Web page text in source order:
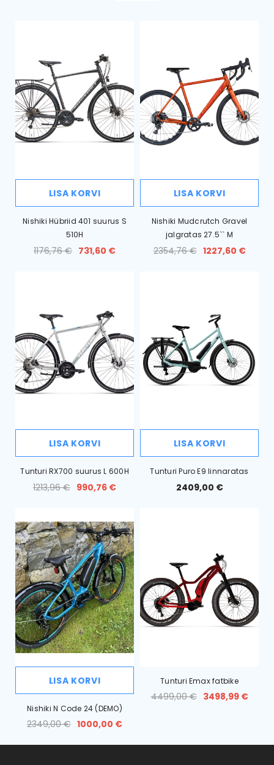
LISA KORVI
Nishiki Hübriid 401 suurus S
510H
1176,76 € 731,60 €
LISA KORVI
Nishiki Mudcrutch Gravel
jalgratas 27.5`` M
2354,76 € 1227,60 €
LISA KORVI
Tunturi RX700 suurus L 600H
1213,96 € 990,76 €
LISA KORVI
Tunturi Puro E9 linnaratas
2409,00 €
LISA KORVI
Nishiki N Code 24 (DEMO)
2349,00 € 1000,00 €
Tunturi Emax fatbike
4499,00 € 3498,99 €